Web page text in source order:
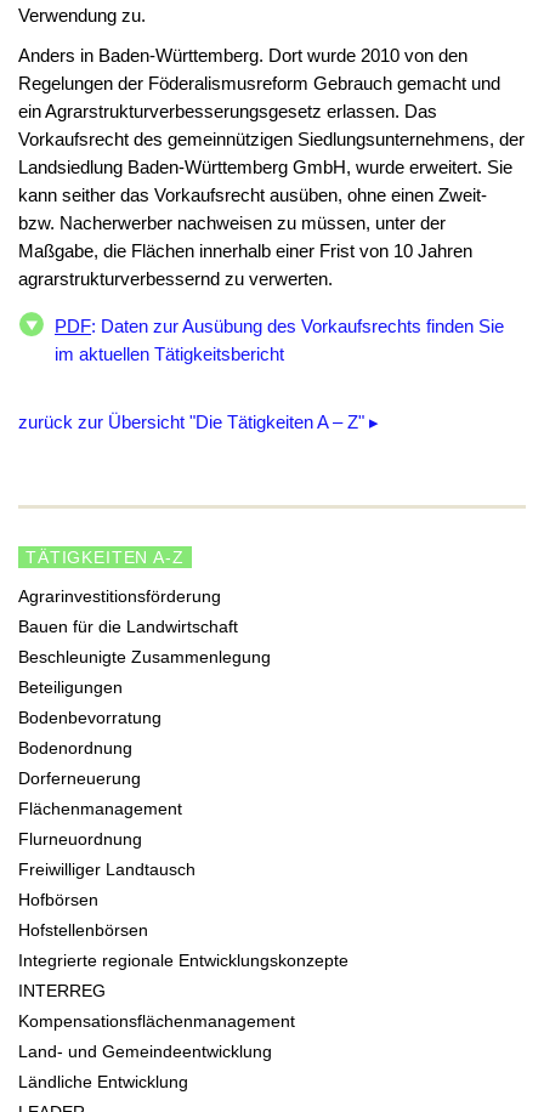
Verwendung zu.
Anders in Baden-Württemberg. Dort wurde 2010 von den
Regelungen der Föderalismusreform Gebrauch gemacht und
ein Agrarstrukturverbesserungsgesetz erlassen. Das
Vorkaufsrecht des gemeinnützigen Siedlungsunternehmens, der
Landsiedlung Baden-Württemberg GmbH, wurde erweitert. Sie
kann seither das Vorkaufsrecht ausüben, ohne einen Zweit-
bzw. Nacherwerber nachweisen zu müssen, unter der
Maßgabe, die Flächen innerhalb einer Frist von 10 Jahren
agrarstrukturverbessernd zu verwerten.
PDF: Daten zur Ausübung des Vorkaufsrechts finden Sie
im aktuellen Tätigkeitsbericht
zurück zur Übersicht "Die Tätigkeiten A – Z" ▸
TÄTIGKEITEN A-Z
Agrarinvestitionsförderung
Bauen für die Landwirtschaft
Beschleunigte Zusammenlegung
Beteiligungen
Bodenbevorratung
Bodenordnung
Dorferneuerung
Flächenmanagement
Flurneuordnung
Freiwilliger Landtausch
Hofbörsen
Hofstellenbörsen
Integrierte regionale Entwicklungskonzepte
INTERREG
Kompensationsflächenmanagement
Land- und Gemeindeentwicklung
Ländliche Entwicklung